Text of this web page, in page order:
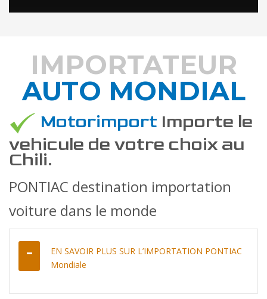
DÉCOUVREZ COMMENT
IMPORTATEUR
AUTO MONDIAL
Motorimport Importe le
vehicule de votre choix au
Chili.
PONTIAC destination importation
voiture dans le monde
EN SAVOIR PLUS SUR L’IMPORTATION PONTIAC
Mondiale